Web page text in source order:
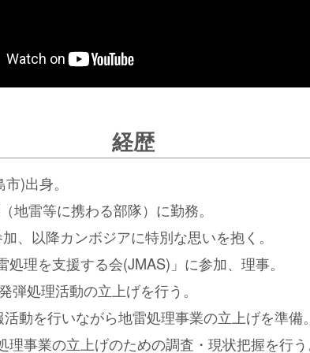
経歴
)出身。
地雷等に携わる部隊）に勤務。
、以降カンボジアに特別な思いを抱く。
理を支援する会(JMAS)」に参加、理事。
処理活動の立上げを行う。
動を行いながら地雷処理事業の立上げを準備
事業の立上げのための調査・現状把握を行